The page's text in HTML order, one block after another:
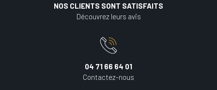
NOS CLIENTS SONT SATISFAITS
Découvrez leurs avis
04 71 66 64 01
Contactez-nous